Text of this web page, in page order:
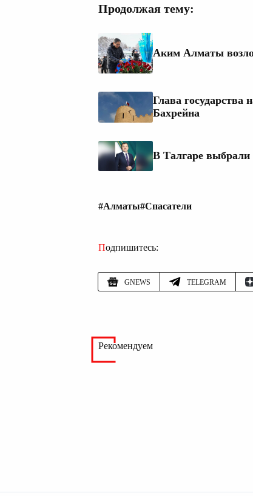
Продолжая тему:
Аким Алматы
Глава государства
Бахрейна
В Талгаре выбрали
#Алматы#Спасатели
Подпишитесь:
GNEWS TELEGRAM
Рекомендуем